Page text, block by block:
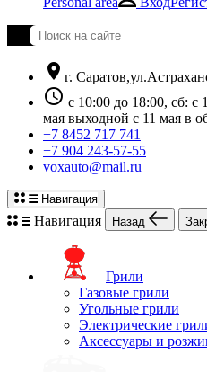
location_on г.
schedule с 10:00 до 18:00, сб: с
мая выходной с 11 мая в
+7 8452 717 741
+7 904 243-57-55
voxauto@mail.ru
Навигация
Навигация Назад
Грили
Газовые грили
Угольные грили
Электрические
Аксессуары и